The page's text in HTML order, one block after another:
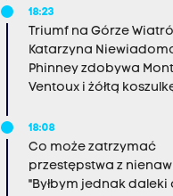
18:23
Triumf na Górze
Katarzyna
Phinney zdobywa Mont
Ventoux i żółtą
18:08
Co może zatrzymać
przestępstwa z
"Byłbym jednak daleki